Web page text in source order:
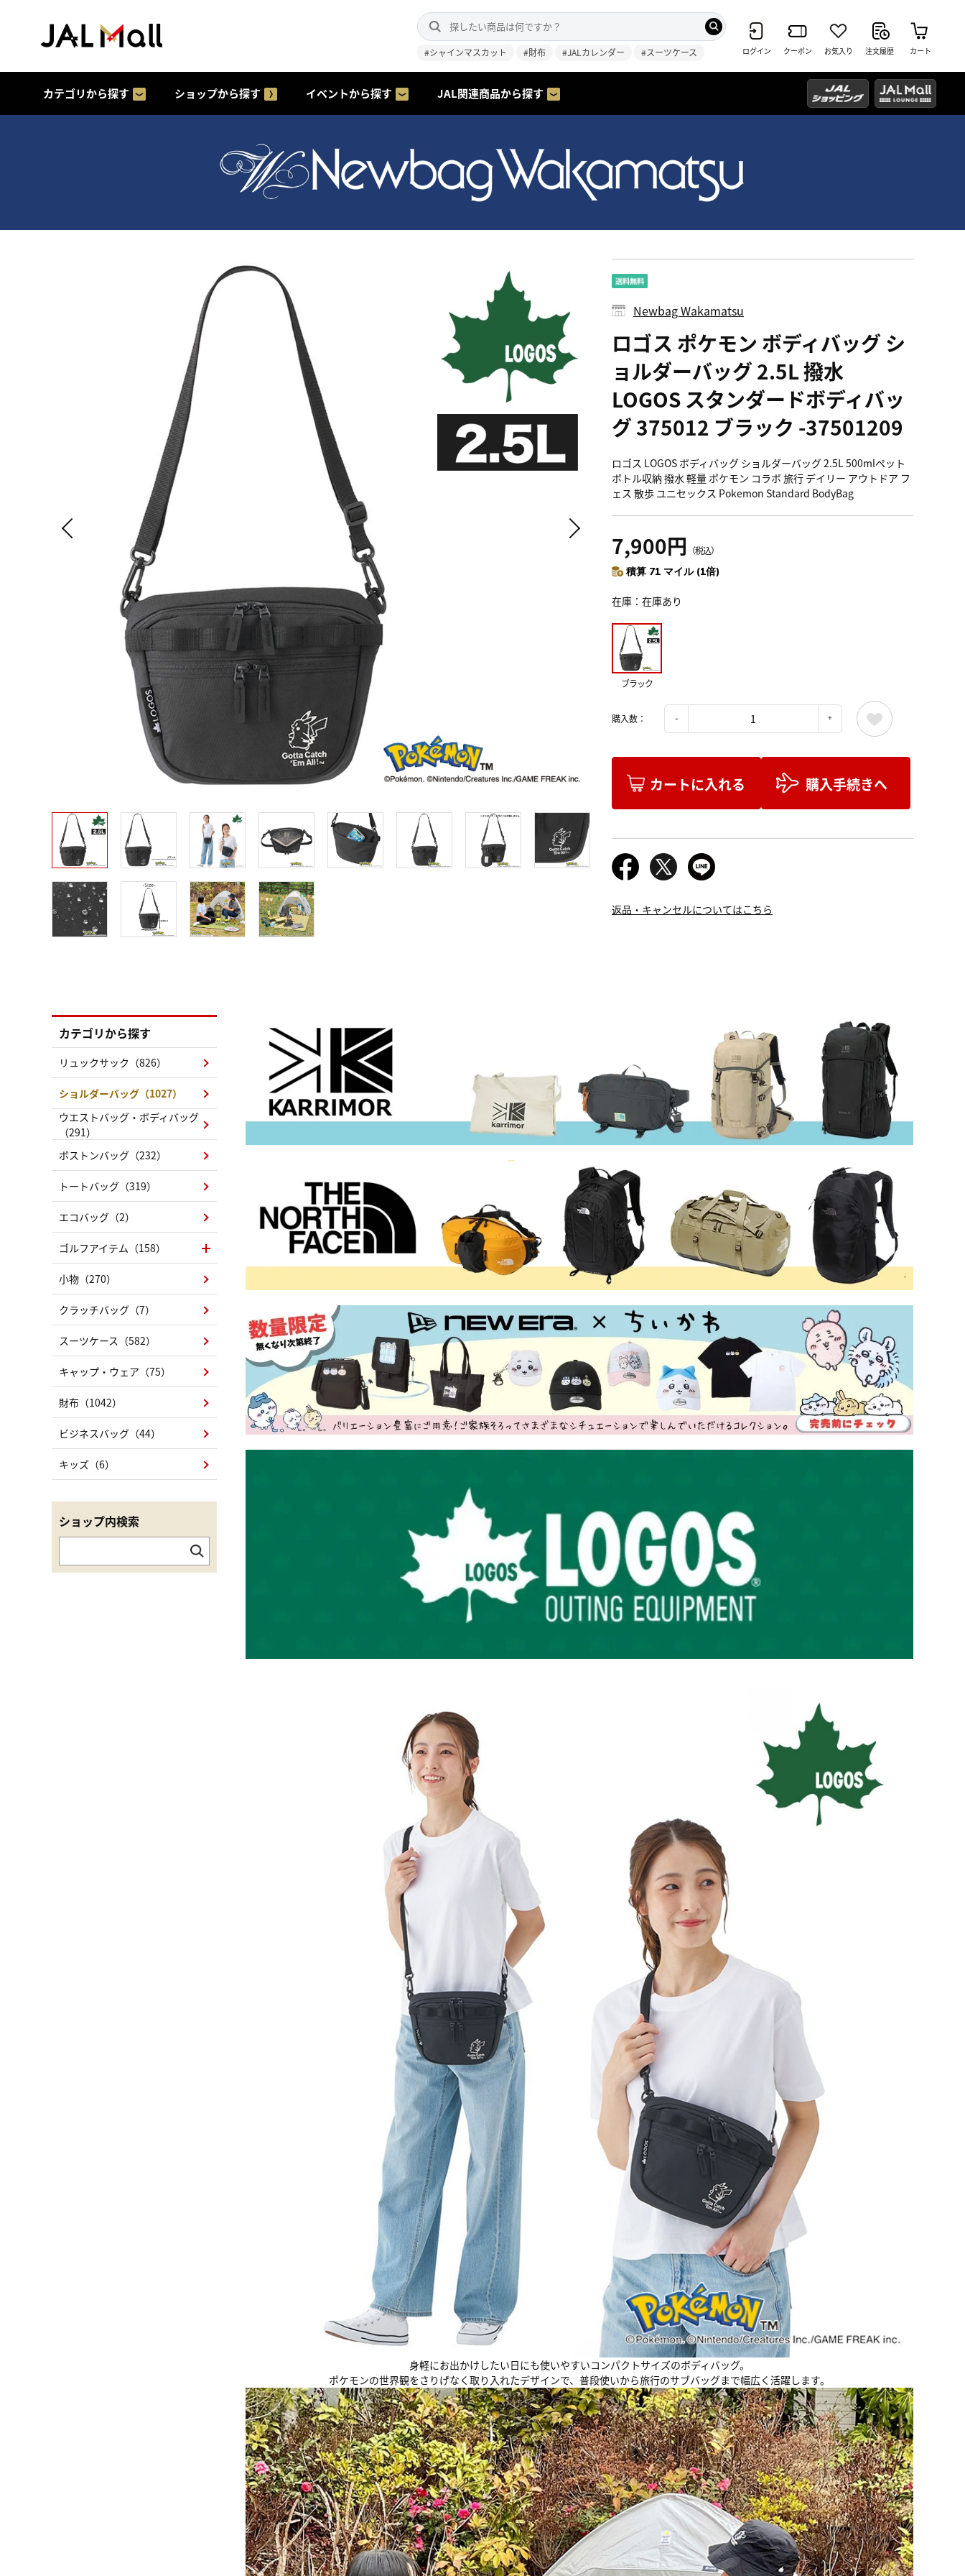
#シャインマスカット #財布 #JALカレンダー #スーツケース ログイン クーポン お気入り 注文履歴 カート
カテゴリから探す ショップから探す イベントから探す JAL関連商品から探す
Newbag Wakamatsu
ロゴス ポケモン ボディバッグ シ
ョルダーバッグ 2.5L 撥水
LOGOS スタンダードボディバッ
グ 375012 ブラック -37501209
ロゴス LOGOS ボディバッグ ショルダーバッグ 2.5L 500mlペット
ボトル収納 撥水 軽量 ポケモン コラボ 旅行 デイリー アウトドア フ
ェス 散歩 ユニセックス Pokemon Standard BodyBag
7,900円 （税込）
積算 71 マイル (1倍)
在庫 在庫あり
ブラック
購入数：
カートに入れる 購入手続きへ
返品・キャンセルについてはこちら
身軽にお出かけしたい日にも使いやすいコンパクトサイズのボディバッグ。
ポケモンの世界観をさりげなく取り入れたデザインで、普段使いから旅行のサブバッグまで幅広く活躍します。
カテゴリから探す
リュックサック（826）
ショルダーバッグ（1027）
ウエストバッグ・ボディバッグ
（291）
ボストンバッグ（232）
トートバッグ（319）
エコバッグ（2）
ゴルフアイテム（158）
小物（270）
クラッチバッグ（7）
スーツケース（582）
キャップ・ウェア（75）
財布（1042）
ビジネスバッグ（44）
キッズ（6）
ショップ内検索